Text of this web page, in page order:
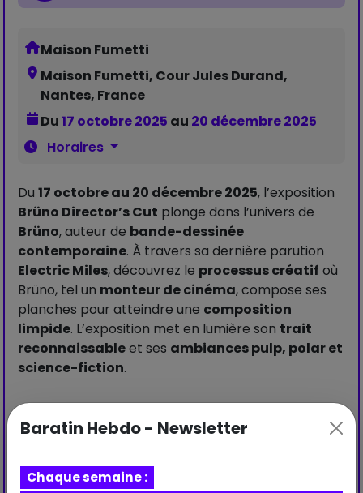
Maison Fumetti
Maison Fumetti, Cour Jules Durand,
Nantes, France
Du17 octobre 2025 au 20 décembre 2025
Horaires
Du 17 octobre au 20 décembre 2025, l’exposition
Brüno Director’s Cut plonge dans l’univers de
Brüno, auteur de bande-dessinée
contemporaine. À travers sa dernière parution
Electric Miles, découvrez le processus créatif où
Brüno, tel un monteur de cinéma, compose ses
planches pour atteindre une composition
limpide. L’exposition met en lumière son trait
reconnaissableet ses ambiances pulp, polar et
science-fiction.
Baratin Hebdo - Newsletter
Chaque semaine :